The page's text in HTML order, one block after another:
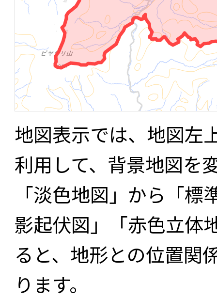
地図表示では、地図左
利用して、背景地図を
「淡色地図」から「
影起伏図」「赤色立体
ると、地形との位置関
ります。